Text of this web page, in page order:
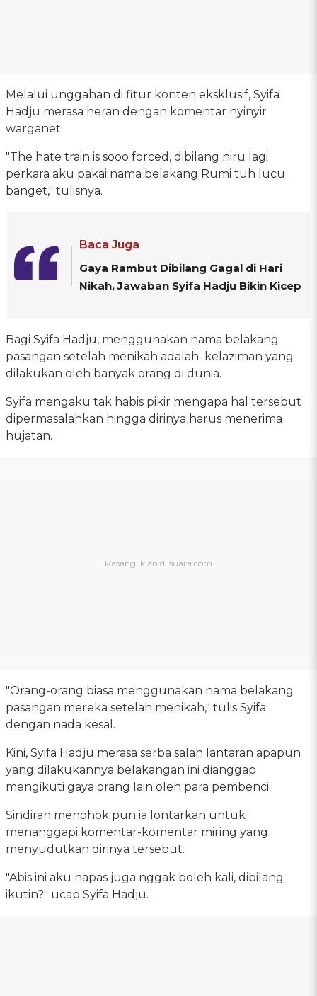
Melalui unggahan di fitur konten eksklusif, Syifa
Hadju merasa heran dengan komentar nyinyir
warganet.
"The hate train is sooo forced, dibilang niru lagi
perkara aku pakai nama belakang Rumi tuh lucu
banget," tulisnya.
Baca Juga
Gaya Rambut Dibilang Gagal di Hari
Nikah, Jawaban Syifa Hadju Bikin Kicep
Bagi Syifa Hadju, menggunakan nama belakang
pasangan setelah menikah adalah kelaziman yang
dilakukan oleh banyak orang di dunia.
Syifa mengaku tak habis pikir mengapa hal tersebut
dipermasalahkan hingga dirinya harus menerima
hujatan.
"Orang-orang biasa menggunakan nama belakang
pasangan mereka setelah menikah," tulis Syifa
dengan nada kesal.
Kini, Syifa Hadju merasa serba salah lantaran apapun
yang dilakukannya belakangan ini dianggap
mengikuti gaya orang lain oleh para pembenci.
Sindiran menohok pun ia lontarkan untuk
menanggapi komentar-komentar miring yang
menyudutkan dirinya tersebut.
"Abis ini aku napas juga nggak boleh kali, dibilang
ikutin?" ucap Syifa Hadju.